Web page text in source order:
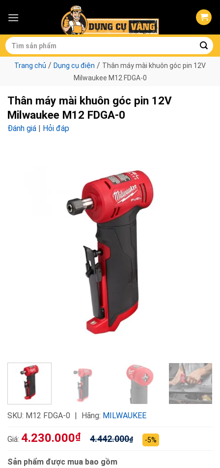
Tìm
kiếm:
Trang chủ / Dụng cụ điện / Thân máy mài khuôn góc pin 12V
Milwaukee M12 FDGA-0
Thân máy mài khuôn góc pin 12V
Milwaukee M12 FDGA-0
Đánh giá | Hỏi đáp
SKU: M12 FDGA-0 Hãng: MILWAUKEE
Giá: 4.230.000₫ 4.442.000₫ -5%
Sản phẩm được mua bao gồm